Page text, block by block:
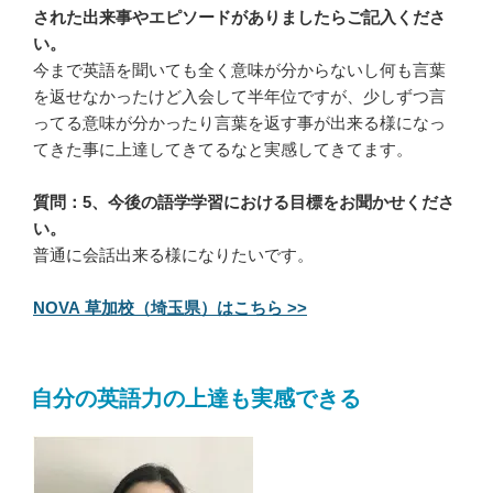
された出来事やエピソードがありましたらご記入くださ
い。
今まで英語を聞いても全く意味が分からないし何も言葉
を返せなかったけど入会して半年位ですが、少しずつ言
ってる意味が分かったり言葉を返す事が出来る様になっ
てきた事に上達してきてるなと実感してきてます。
質問：5、今後の語学学習における目標をお聞かせくださ
い。
普通に会話出来る様になりたいです。
NOVA 草加校（埼玉県）はこちら >>
自分の英語力の上達も実感できる